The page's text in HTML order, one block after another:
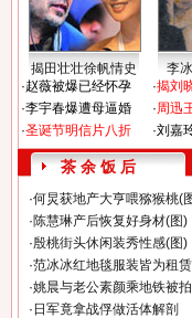
揭田壮壮徐帆情史 李
·赵薇被爆已经怀孕
·李宇春爆遭母逼婚
·圣诞节明信片八折
·揭刘
·周迅
·刘嘉
茶 余 饭 后
·何炅获地产大亨喂猕猴桃(
·陈慧琳产后恢复好身材(图)
·殷桃街头休闲装秀性感(图)
·范冰冰红地毯服装皆为租赁
·姚晨与老公素颜乘地铁被拍
· 日军竟拿战俘做活体解剖